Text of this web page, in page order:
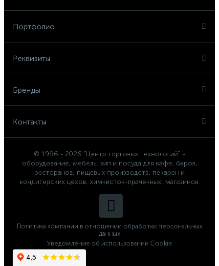
Портфолио
Реквизиты
Бренды
Контакты
© 1996 - 2026 "Центр торговых технологий" -
оборудование, мебель, зип и посуда для кафе, баров,
ресторанов, пищевых производств, пекарен и
кондитерских цехов, химчисток-прачечных, магазинов.
Политика компании в отношении обработки персональных
данных
Уведомление об использовании Cookie